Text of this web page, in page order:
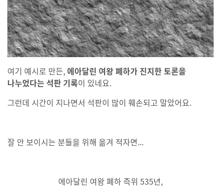
여기 예시로 만든,에아달린 여왕 폐하가 진지한 토론을
나누었다는 석판 기록이 있네요.
그런데 시간이 지나면서 석판이 많이 훼손되고 말았어요.
잘 안 보이시는 분들을 위해 옮겨 적자면...
에아달린 여왕 폐하 즉위 535년,